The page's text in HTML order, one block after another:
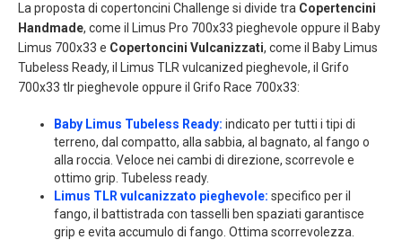
La proposta di copertoncini Challenge si divide tra Copertencini
Handmade, come il Limus Pro 700x33 pieghevole oppure il Baby
Limus 700x33 e Copertoncini Vulcanizzati, come il Baby Limus
Tubeless Ready, il Limus TLR vulcanized pieghevole, il Grifo
700x33 tlr pieghevole oppure il Grifo Race 700x33:
Baby Limus Tubeless Ready: indicato per tutti i tipi di
terreno, dal compatto, alla sabbia, al bagnato, al fango o
alla roccia. Veloce nei cambi di direzione, scorrevole e
ottimo grip. Tubeless ready.
Limus TLR vulcanizzato pieghevole: specifico per il
fango, il battistrada con tasselli ben spaziati garantisce
grip e evita accumulo di fango. Ottima scorrevolezza.